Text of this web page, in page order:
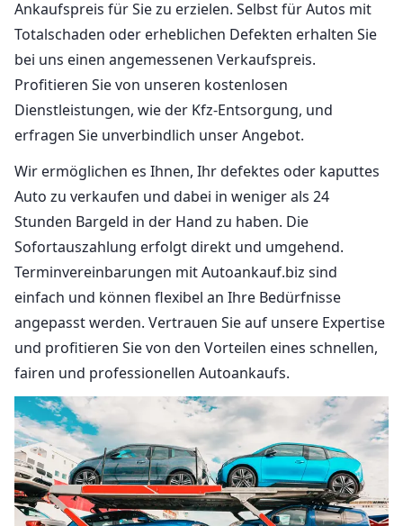
Ankaufspreis für Sie zu erzielen. Selbst für Autos mit
Totalschaden oder erheblichen Defekten erhalten Sie
bei uns einen angemessenen Verkaufspreis.
Profitieren Sie von unseren kostenlosen
Dienstleistungen, wie der Kfz-Entsorgung, und
erfragen Sie unverbindlich unser Angebot.
Wir ermöglichen es Ihnen, Ihr defektes oder kaputtes
Auto zu verkaufen und dabei in weniger als 24
Stunden Bargeld in der Hand zu haben. Die
Sofortauszahlung erfolgt direkt und umgehend.
Terminvereinbarungen mit Autoankauf.biz sind
einfach und können flexibel an Ihre Bedürfnisse
angepasst werden. Vertrauen Sie auf unsere Expertise
und profitieren Sie von den Vorteilen eines schnellen,
fairen und professionellen Autoankaufs.